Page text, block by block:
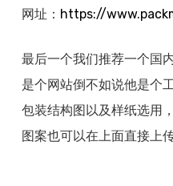
网址： https://www.
最后一个我们推荐一个国
是个网站倒不如说他是个
包装结构图以及样纸选用
图案也可以在上面直接上